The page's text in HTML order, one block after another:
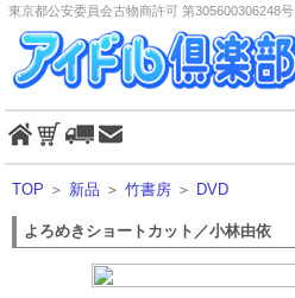
東京都公安委員会古物商許可 第305600306248号
TOP ＞ 新品 ＞竹書房 ＞ DVD
よろめきショートカット／小林由依